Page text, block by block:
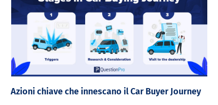
Azioni chiave che innescano il Car Buyer Journey